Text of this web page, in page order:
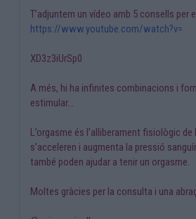
T’adjuntem un vídeo amb 5 consells per
https://www.youtube.com/watch?v=
XD3z3iUrSp0
A més, hi ha infinites combinacions i
estimular…
L’orgasme és l’alliberament fisiològic
s’acceleren i augmenta la pressió
també poden ajudar a tenir un orgasme.
Moltes gràcies per la consulta i una